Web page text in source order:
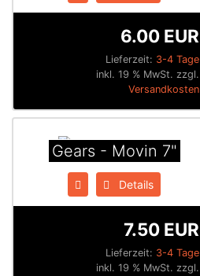
Lieferzeit: 3-4 Tage
6.00 EUR
inkl. 19 % MwSt. zzgl.
Versandkosten
Gears - Movin 7"
Details
Lieferzeit: 3-4 Tage
7.50 EUR
inkl. 19 % MwSt. zzgl.